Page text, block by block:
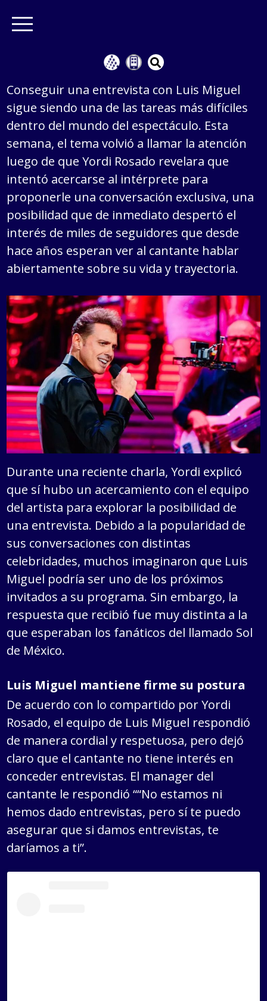
Conseguir una entrevista con Luis Miguel
sigue siendo una de las tareas más difíciles
dentro del mundo del espectáculo. Esta
semana, el tema volvió a llamar la atención
luego de que Yordi Rosado revelara que
intentó acercarse al intérprete para
proponerle una conversación exclusiva, una
posibilidad que de inmediato despertó el
interés de miles de seguidores que desde
hace años esperan ver al cantante hablar
abiertamente sobre su vida y trayectoria.
Durante una reciente charla, Yordi explicó
que sí hubo un acercamiento con el equipo
del artista para explorar la posibilidad de
una entrevista. Debido a la popularidad de
sus conversaciones con distintas
celebridades, muchos imaginaron que Luis
Miguel podría ser uno de los próximos
invitados a su programa. Sin embargo, la
respuesta que recibió fue muy distinta a la
que esperaban los fanáticos del llamado Sol
de México.
Luis Miguel mantiene firme su postura
De acuerdo con lo compartido por Yordi
Rosado, el equipo de Luis Miguel respondió
de manera cordial y respetuosa, pero dejó
claro que el cantante no tiene interés en
conceder entrevistas. El manager del
cantante le respondió ““No estamos ni
hemos dado entrevistas, pero sí te puedo
asegurar que si damos entrevistas, te
daríamos a ti”.